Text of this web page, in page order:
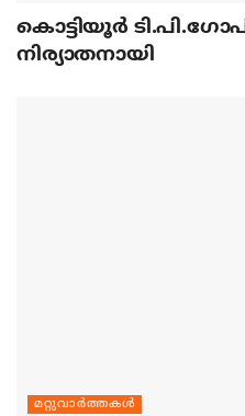
കൊട്ടിയൂര്‍
നിര്യാതനായി
മറ്റുവാര്‍ത്തകള്‍